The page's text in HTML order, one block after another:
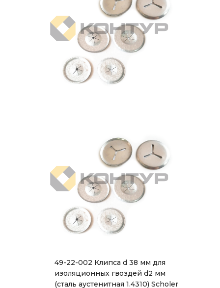
49-22-002 Клипса d 38 мм для
изоляционных гвоздей d2 мм
(сталь аустенитная 1.4310) Scholer